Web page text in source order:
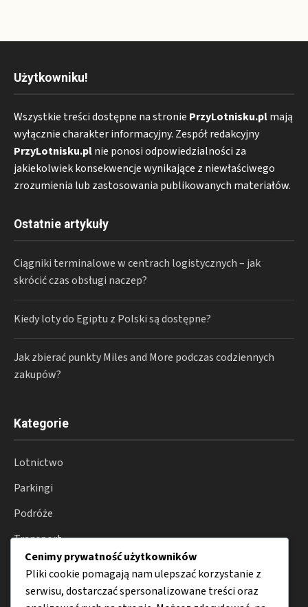
Użytkowniku!
Wszystkie treści dostępne na stronie PrzyLotnisku.plmają
wyłącznie charakter informacyjny. Zespół redakcyjny
PrzyLotnisku.plnie ponosi odpowiedzialności za
jakiekolwiek konsekwencje wynikające z niewłaściwego
zrozumienia lub zastosowania publikowanych materiałów.
Ostatnie artykuły
Ciągniki terminalowe w centrach logistycznych – jak
skrócić czas obsługi naczep?
Kiedy loty do Egiptu z Polski są dostępne?
Jak zbierać punkty Miles and More podczas codziennych
zakupów?
Kategorie
Lotnictwo
Parkingi
Podróże
Transport
Porady
Cenimy prywatność użytkowników
Pliki cookie pomagają nam ulepszać korzystanie z
serwisu, dostarczać spersonalizowane treści oraz